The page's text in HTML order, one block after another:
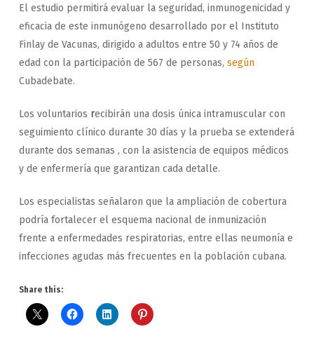
El estudio permitirá evaluar la seguridad, inmunogenicidad y
eficacia de este inmunógeno desarrollado por el Instituto
Finlay de Vacunas, dirigido a adultos entre 50 y 74 años de
edad con la participación de 567 de personas, según
Cubadebate.
Los voluntarios recibirán una dosis única intramuscular con
seguimiento clínico durante 30 días y la prueba se extenderá
durante dos semanas , con la asistencia de equipos médicos
y de enfermería que garantizan cada detalle.
Los especialistas señalaron que la ampliación de cobertura
podría fortalecer el esquema nacional de inmunización
frente a enfermedades respiratorias, entre ellas neumonía e
infecciones agudas más frecuentes en la población cubana.
Share this: